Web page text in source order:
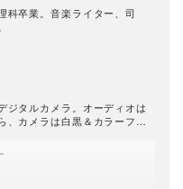
科卒業。音楽ライター、司
ジタルカメラ。オーディオは
、カメラは白黒＆カラーフィ
型のスピーカーとヘッドホン
」「ASCII.jp」などでも執